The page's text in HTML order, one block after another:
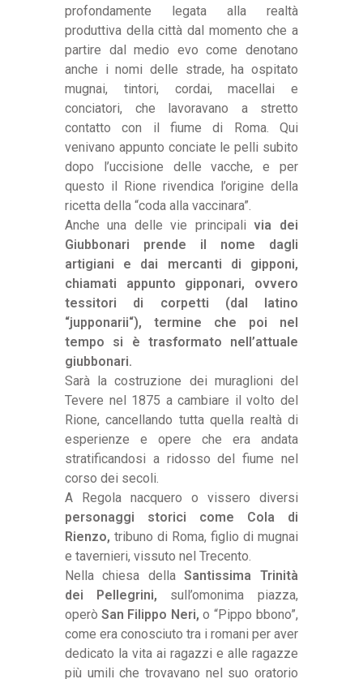
profondamente legata alla realtà
produttiva della città dal momento che a
partire dal medio evo come denotano
anche i nomi delle strade, ha ospitato
mugnai, tintori, cordai, macellai e
conciatori, che lavoravano a stretto
contatto con il fiume di Roma. Qui
venivano appunto conciate le pelli subito
dopo l’uccisione delle vacche, e per
questo il Rione rivendica l’origine della
ricetta della “coda alla vaccinara”.
Anche una delle vie principali via dei
Giubbonari prende il nome dagli
artigiani e dai mercanti di gipponi,
chiamati appunto gipponari, ovvero
tessitori di corpetti (dal latino
“jupponarii“), termine che poi nel
tempo si è trasformato nell’attuale
giubbonari.
Sarà la costruzione dei muraglioni del
Tevere nel 1875 a cambiare il volto del
Rione, cancellando tutta quella realtà di
esperienze e opere che era andata
stratificandosi a ridosso del fiume nel
corso dei secoli.
A Regola nacquero o vissero diversi
personaggi storici come Cola di
Rienzo, tribuno di Roma, figlio di mugnai
e tavernieri, vissuto nel Trecento.
Nella chiesa della Santissima Trinità
dei Pellegrini, sull’omonima piazza,
operò San Filippo Neri, o “Pippo bbono”,
come era conosciuto tra i romani per aver
dedicato la vita ai ragazzi e alle ragazze
più umili che trovavano nel suo oratorio